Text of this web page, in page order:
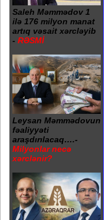
Saleh Məmmədov 1
ilə 176 milyon manat
artıq vəsait xərcləyib
- RƏSMİ
Leysan Məmmədovun
fəaliyyəti
araşdırılacaq….-
Milyonlar necə
xərclənir?